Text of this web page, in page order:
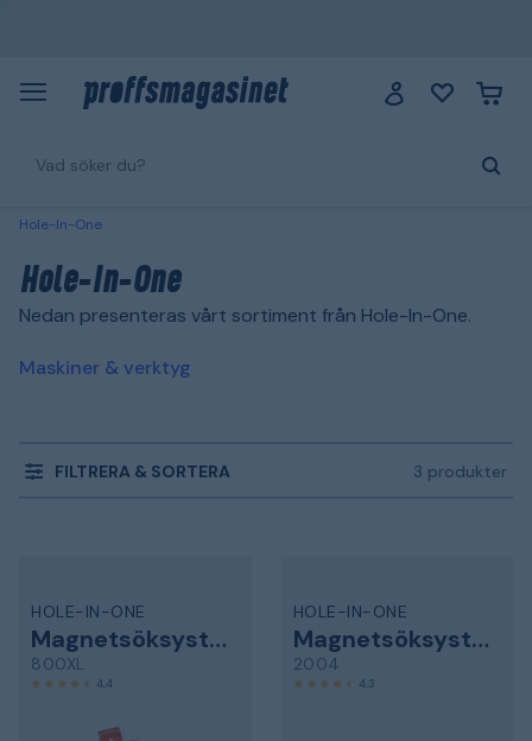
Hole-In-One
Hole-In-One
Nedan presenteras vårt sortiment från Hole-In-One.
Maskiner & verktyg
FILTRERA & SORTERA 3 produkter
HOLE-IN-ONE
Magnetsöksystem
800XL
4,4
HOLE-IN-ONE
Magnetsöksystem
2004
4,3